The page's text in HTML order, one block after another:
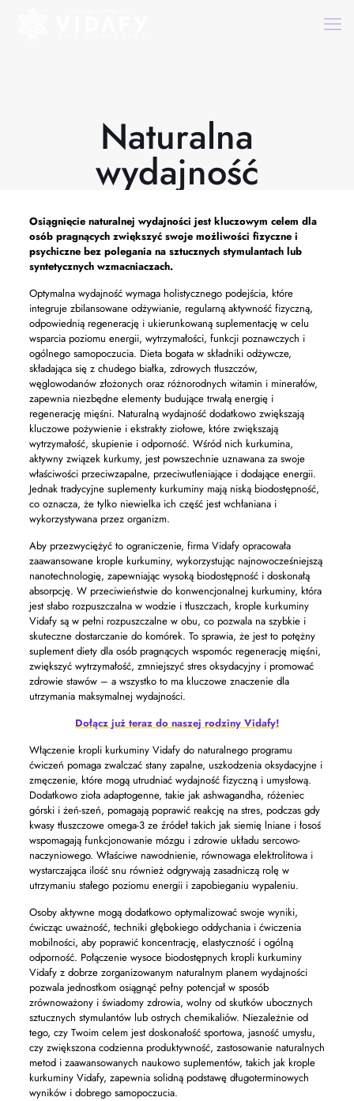
Naturalna
wydajność
Osiągnięcie naturalnej wydajności jest kluczowym celem dla
osób pragnących zwiększyć swoje możliwości fizyczne i
psychiczne bez polegania na sztucznych stymulantach lub
syntetycznych wzmacniaczach.
Optymalna wydajność wymaga holistycznego podejścia, które
integruje zbilansowane odżywianie, regularną aktywność fizyczną,
odpowiednią regenerację i ukierunkowaną suplementację w celu
wsparcia poziomu energii, wytrzymałości, funkcji poznawczych i
ogólnego samopoczucia. Dieta bogata w składniki odżywcze,
składająca się z chudego białka, zdrowych tłuszczów,
węglowodanów złożonych oraz różnorodnych witamin i minerałów,
zapewnia niezbędne elementy budujące trwałą energię i
regenerację mięśni. Naturalną wydajność dodatkowo zwiększają
kluczowe pożywienie i ekstrakty ziołowe, które zwiększają
wytrzymałość, skupienie i odporność. Wśród nich kurkumina,
aktywny związek kurkumy, jest powszechnie uznawana za swoje
właściwości przeciwzapalne, przeciwutleniające i dodające energii.
Jednak tradycyjne suplementy kurkuminy mają niską biodostępność,
co oznacza, że ​​tylko niewielka ich część jest wchłaniana i
wykorzystywana przez organizm.
Aby przezwyciężyć to ograniczenie, firma Vidafy opracowała
zaawansowane krople kurkuminy, wykorzystując najnowocześniejszą
nanotechnologię, zapewniając wysoką biodostępność i doskonałą
absorpcję. W przeciwieństwie do konwencjonalnej kurkuminy, która
jest słabo rozpuszczalna w wodzie i tłuszczach, krople kurkuminy
Vidafy są w pełni rozpuszczalne w obu, co pozwala na szybkie i
skuteczne dostarczanie do komórek. To sprawia, że ​​jest to potężny
suplement diety dla osób pragnących wspomóc regenerację mięśni,
zwiększyć wytrzymałość, zmniejszyć stres oksydacyjny i promować
zdrowie stawów – a wszystko to ma kluczowe znaczenie dla
utrzymania maksymalnej wydajności.
Dołącz już teraz do naszej rodziny Vidafy!
Włączenie kropli kurkuminy Vidafy do naturalnego programu
ćwiczeń pomaga zwalczać stany zapalne, uszkodzenia oksydacyjne i
zmęczenie, które mogą utrudniać wydajność fizyczną i umysłową.
Dodatkowo zioła adaptogenne, takie jak ashwagandha, różeniec
górski i żeń-szeń, pomagają poprawić reakcję na stres, podczas gdy
kwasy tłuszczowe omega-3 ze źródeł takich jak siemię lniane i łosoś
wspomagają funkcjonowanie mózgu i zdrowie układu sercowo-
naczyniowego. Właściwe nawodnienie, równowaga elektrolitowa i
wystarczająca ilość snu również odgrywają zasadniczą rolę w
utrzymaniu stałego poziomu energii i zapobieganiu wypaleniu.
Osoby aktywne mogą dodatkowo optymalizować swoje wyniki,
ćwicząc uważność, techniki głębokiego oddychania i ćwiczenia
mobilności, aby poprawić koncentrację, elastyczność i ogólną
odporność. Połączenie wysoce biodostępnych kropli kurkuminy
Vidafy z dobrze zorganizowanym naturalnym planem wydajności
pozwala jednostkom osiągnąć pełny potencjał w sposób
zrównoważony i świadomy zdrowia, wolny od skutków ubocznych
sztucznych stymulantów lub ostrych chemikaliów. Niezależnie od
tego, czy Twoim celem jest doskonałość sportowa, jasność umysłu,
czy zwiększona codzienna produktywność, zastosowanie naturalnych
metod i zaawansowanych naukowo suplementów, takich jak krople
kurkuminy Vidafy, zapewnia solidną podstawę długoterminowych
wyników i dobrego samopoczucia.